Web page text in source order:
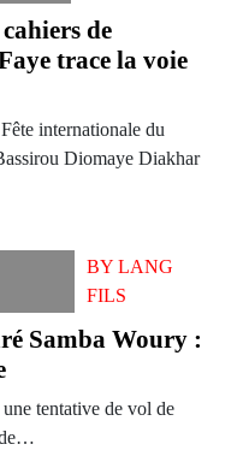
de
trace la voie
internationale du
Diomaye Diakhar
BY LANG
FILS
Samba Woury :
tentative de vol de
de…